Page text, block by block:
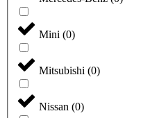
Mini (0)
Mitsubishi (0)
Nissan (0)